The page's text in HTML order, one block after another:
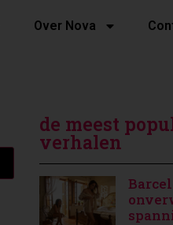
Over Nova
de meest
verhalen